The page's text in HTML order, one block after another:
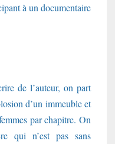
à un documentaire
de l’auteur, on part
d’un immeuble et
par chapitre. On
qui n’est pas sans